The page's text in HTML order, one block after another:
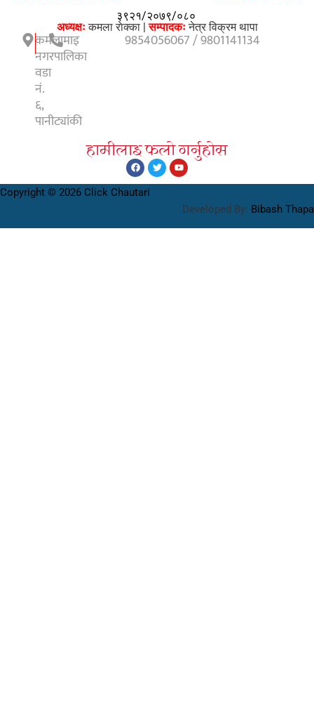
३९२१/२०७९/०८०
अध्यक्षःकमला राेक्का |सम्पादकःनेत्र विक्रम थापा
कमलामाइ
नगरपालिका
वडा
नं.
६,
पानीट्यांकी
9854056067 / 9801141134
हामीलाइ फलाे गर्नुहाेस
Copyright © 2026 Click Chautari
Developed By: Bibash Thapa